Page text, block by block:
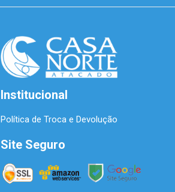
Institucional
Política de Troca e Devolução
Site Seguro